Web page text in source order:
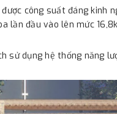
công suất đáng kinh
lần đầu vào lên mức
sử dụng hệ thống năng